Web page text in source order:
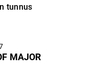
tunnus
MAJOR